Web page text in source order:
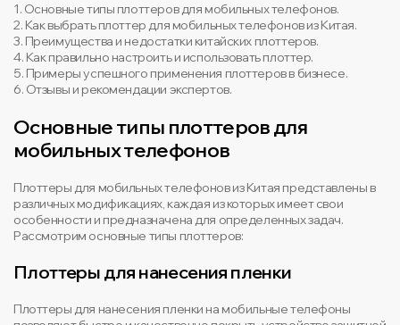
1. Основные типы плоттеров для мобильных телефонов.
2. Как выбрать плоттер для мобильных телефонов из Китая.
3. Преимущества и недостатки китайских плоттеров.
4. Как правильно настроить и использовать плоттер.
5. Примеры успешного применения плоттеров в бизнесе.
6. Отзывы и рекомендации экспертов.
Основные типы плоттеров для
мобильных телефонов
Плоттеры для мобильных телефонов из Китая представлены в
различных модификациях, каждая из которых имеет свои
особенности и предназначена для определенных задач.
Рассмотрим основные типы плоттеров:
Плоттеры для нанесения пленки
Плоттеры для нанесения пленки на мобильные телефоны